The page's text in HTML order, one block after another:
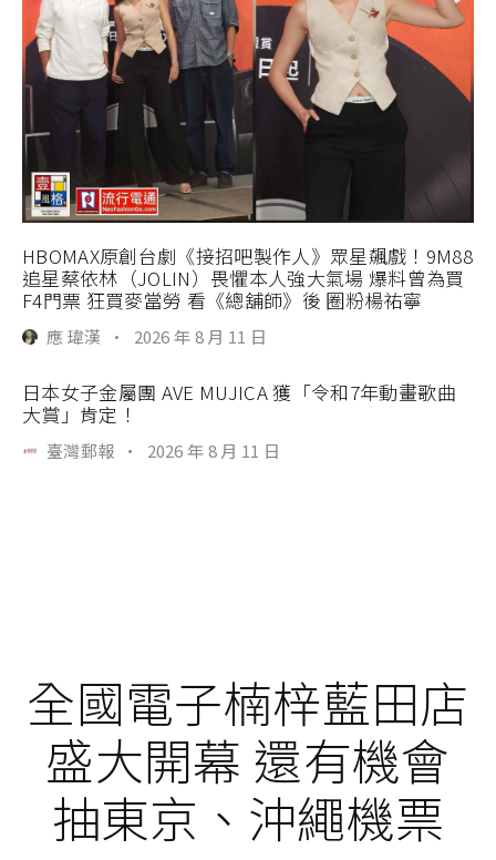
HBOMAX原創台劇《接招吧製作人》眾星飆戲！9M88
追星蔡依林（JOLIN）畏懼本人強大氣場 爆料曾為買
F4門票 狂買麥當勞 看《總舖師》後 圈粉楊祐寧
應 瑋漢 · 2026 年 8 月 11 日
日本女子金屬團 AVE MUJICA 獲「令和7年動畫歌曲
大賞」肯定！
臺灣郵報 · 2026 年 8 月 11 日
全國電子楠梓藍田店
盛大開幕 還有機會
抽東京、沖繩機票